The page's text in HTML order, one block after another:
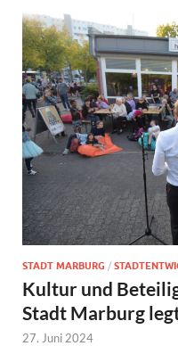
STADT MARBURG /
Kultur und
Stadt Marburg
27. Juni 2024